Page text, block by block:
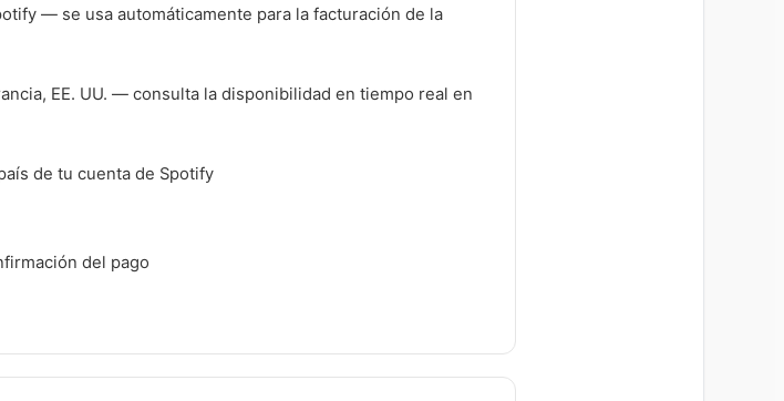
— se usa automáticamente para la facturación de la
EE. UU. — consulta la disponibilidad en tiempo real en
de tu cuenta de Spotify
del pago